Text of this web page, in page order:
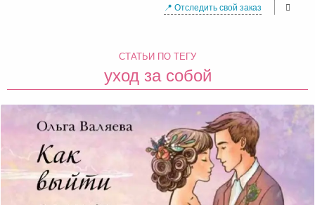
📍 Отследить свой заказ
СТАТЬИ ПО ТЕГУ
уход за собой